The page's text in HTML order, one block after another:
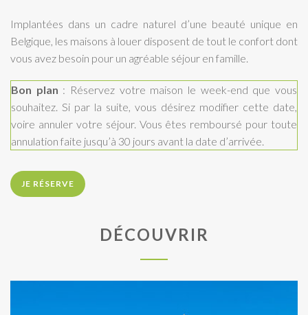
Implantées dans un cadre naturel d’une beauté unique en
Belgique, les maisons à louer disposent de tout le confort dont
vous avez besoin pour un agréable séjour en famille.
Bon plan : Réservez votre maison le week-end que vous
souhaitez. Si par la suite, vous désirez modifier cette date,
voire annuler votre séjour. Vous êtes remboursé pour toute
annulation faite jusqu’à 30 jours avant la date d’arrivée.
JE RÉSERVE
DÉCOUVRIR